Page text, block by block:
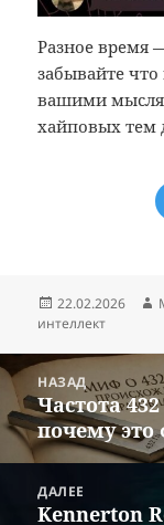
Разное время
забывайте
вашими
хайповых тем
Опубликовано
22.02.2026
интеллект
Навигация
по
записям
НАЗАД
Предыдущая
запись:
Частота
почему это
ДАЛЕЕ
Следующая
Kennerton